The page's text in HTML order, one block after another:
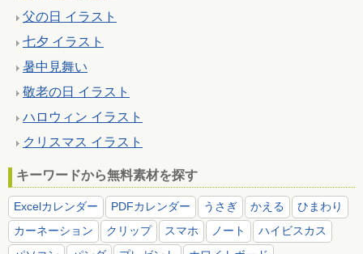
父の日 イラスト
七夕 イラスト
暑中見舞い
敬老の日 イラスト
ハロウィン イラスト
クリスマス イラスト
キーワードから無料素材を探す
Excelカレンダー PDFカレンダー うさぎ かえる
ひまわり
カーネーション
クリップ スマホ ノート
ハイビスカス